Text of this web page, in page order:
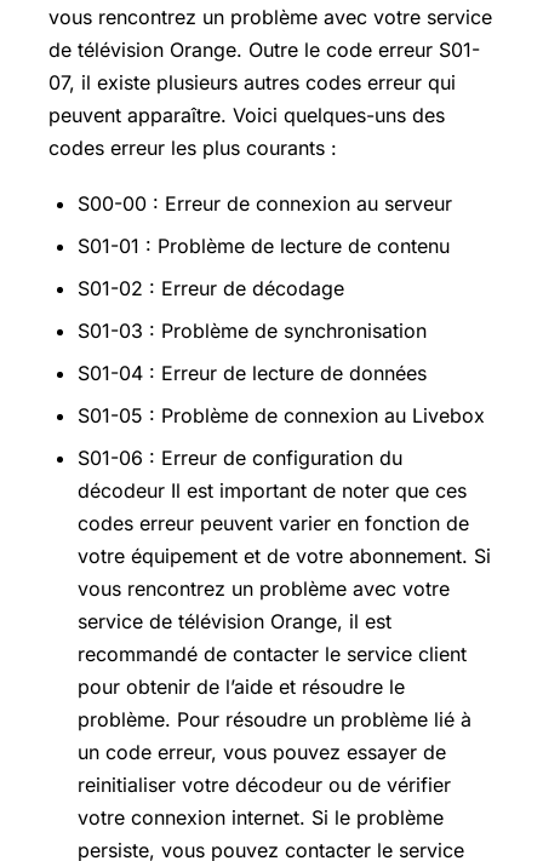
vous rencontrez un problème avec votre service
de télévision Orange. Outre le code erreur S01-
07, il existe plusieurs autres codes erreur qui
peuvent apparaître. Voici quelques-uns des
codes erreur les plus courants :
S00-00 : Erreur de connexion au serveur
S01-01 : Problème de lecture de contenu
S01-02 : Erreur de décodage
S01-03 : Problème de synchronisation
S01-04 : Erreur de lecture de données
S01-05 : Problème de connexion au Livebox
S01-06 : Erreur de configuration du
décodeur Il est important de noter que ces
codes erreur peuvent varier en fonction de
votre équipement et de votre abonnement. Si
vous rencontrez un problème avec votre
service de télévision Orange, il est
recommandé de contacter le service client
pour obtenir de l’aide et résoudre le
problème. Pour résoudre un problème lié à
un code erreur, vous pouvez essayer de
reinitialiser votre décodeur ou de vérifier
votre connexion internet. Si le problème
persiste, vous pouvez contacter le service